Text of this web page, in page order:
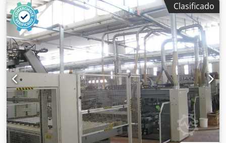
1,5) N° 20 Brocas para cada cabezal de taladro horizontal
Anchura maxima de trabajo (mm) 3200 Anchura minima de
trabajo (mm) 220 N° 7 Grupos/Soportes verticales
inferiores N° 2 Cabezales de taladro para cada soporte
vertical inferior (N° 2 x HP 1,8) Dcedpefz Nanjfx Abisk N° 4
Grupos/Soportes verticales superiores N° 2 Cabezales de
taladro para cada soporte vertical inferior (N° 2 x HP 1,8)
N° 4 Prensores verticales superiores N° 2 Tornillos
motorizados para evacuar los escombros/virutas
Visualisación digitale del valor (ejes) Potencia total
instalada (Kw) 35,1 El CNC controla el desplazamiento (eje
X) del soporte horizontal móvil El CNC controla el
desplazamiento (eje Y) de las paradas/topes
Clasificado